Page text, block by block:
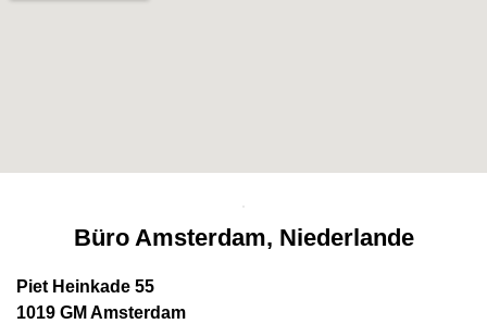
Büro Amsterdam, Niederlande
Piet Heinkade 55
1019 GM Amsterdam